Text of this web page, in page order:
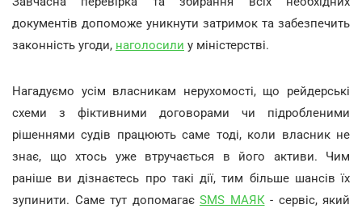
документів допоможе уникнути затримок та забезпечить
законність угоди, наголосили у міністерстві.
Нагадуємо усім власникам нерухомості, що рейдерські
схеми з фіктивними договорами чи підробленими
рішеннями судів працюють саме тоді, коли власник не
знає, що хтось уже втручається в його активи. Чим
раніше ви дізнаєтесь про такі дії, тим більше шансів їх
зупинити. Саме тут допомагає SMS МАЯК- сервіс, який